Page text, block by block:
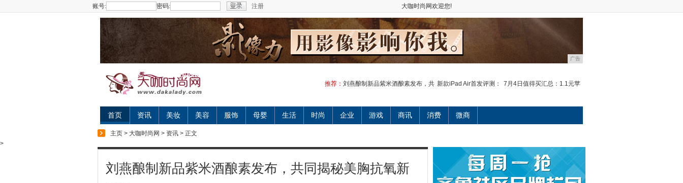
账号: 密码: 注册 大咖时尚网欢迎您!
广告
推荐： 刘燕酿制新品紫米酒酿素发布，共 新款iPad Air首发评测： 7月4日值得买汇总：1.1元苹
首页 资讯 美妆 美容 服饰 母婴 生活 时尚 企业 游戏 商讯 消费 微商
主页 > 大咖时尚网 > 资讯 > 正文
>
刘燕酿制新品紫米酒酿素发布，共同揭秘美胸抗氧新